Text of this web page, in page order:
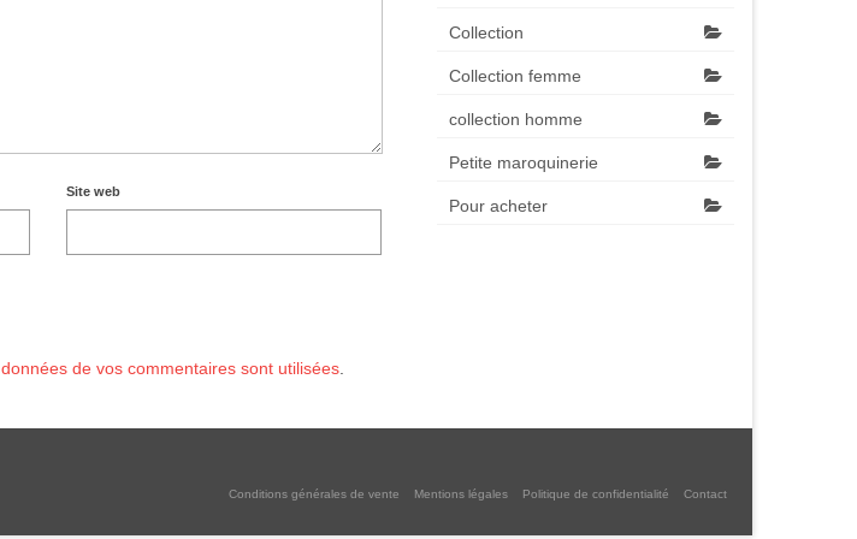
Site web
de vos commentaires sont utilisées
Collection
Collection femme
collection homme
Petite maroquinerie
Pour acheter
Conditions générales de vente Mentions légales Politique de confidentialité Contact